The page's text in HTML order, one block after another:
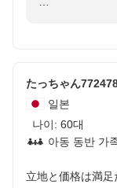
また、スタッ
当館は新宿エ
だけますと幸
たっちゃん
일본
나이: 60대
아동 동반 가
立地と価格は満